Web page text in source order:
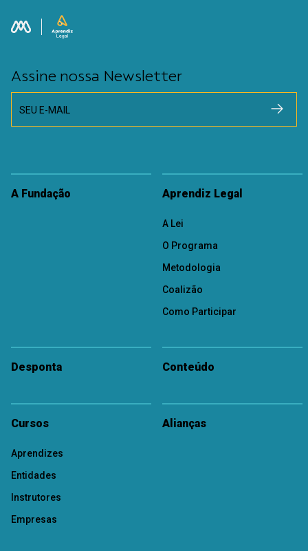
Assine nossa Newsletter
SEU E-MAIL
A Fundação Aprendiz Legal
A Lei
O Programa
Metodologia
Coalizão
Como Participar
Desponta Conteúdo
Cursos
Aprendizes
Entidades
Instrutores
Empresas
Alianças